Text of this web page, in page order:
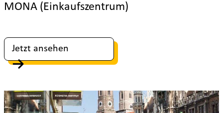
MONA (Einkaufszentrum)
Jetzt ansehen